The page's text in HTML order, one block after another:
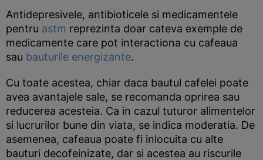
Antidepresivele, antibioticele si medicamentele
pentru astm reprezinta doar cateva exemple de
medicamente care pot interactiona cu cafeaua
sau bauturile energizante.
Cu toate acestea, chiar daca bautul cafelei poate
avea avantajele sale, se recomanda oprirea sau
reducerea acesteia. Ca in cazul tuturor alimentelor
si lucrurilor bune din viata, se indica moderatia. De
asemenea, cafeaua poate fi inlocuita cu alte
bauturi decofeinizate, dar si acestea au riscurile